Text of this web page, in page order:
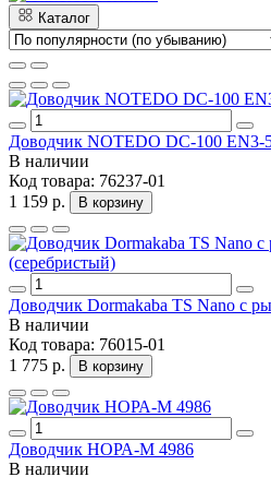
Каталог
Доводчик NOTEDO DC-100 EN3-
В наличии
Код товара: 76237-01
1 159 р.
В корзину
Доводчик Dormakaba TS Nano с
В наличии
Код товара: 76015-01
1 775 р.
В корзину
Доводчик НОРА-M 4986
В наличии